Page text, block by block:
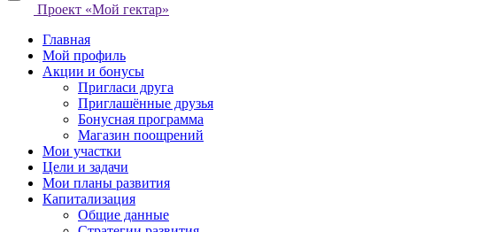
Проект «Мой гектар»
Главная
Мой профиль
Акции и бонусы
Пригласи друга
Приглашённые друзья
Бонусная программа
Магазин поощрений
Мои участки
Цели и задачи
Мои планы развития
Капитализация
Общие данные